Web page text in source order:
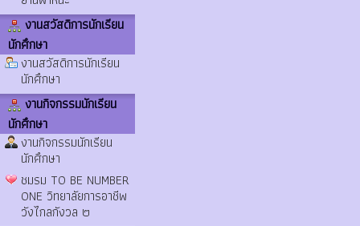
งานสวัสดิการนักเรียน
นักศึกษา
งานสวัสดิการนักเรียน
นักศึกษา
งานกิจกรรมนักเรียน
นักศึกษา
งานกิจกรรมนักเรียน
นักศึกษา
ชมรม TO BE NUMBER
ONE วิทยาลัยการอาชีพ
วังไกลกังวล ๒